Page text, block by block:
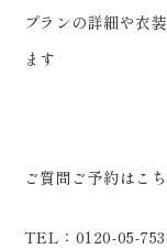
プランの詳細や衣
ます
ご質問ご予約はこ
TEL：0120-05-